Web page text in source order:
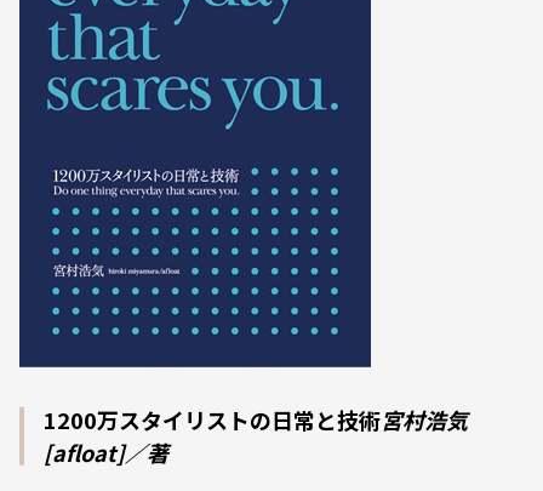
1200万スタイリストの日常と技術宮村浩気
[afloat]／著